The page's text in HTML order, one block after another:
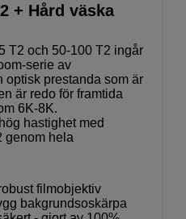
+ Hård väska
T2 och 50-100 T2 ingår
serie av
optisk prestanda som är
är redo för framtida
6K-8K.
hastighet med
genom hela
filmobjektiv
bakgrundsoskärpa